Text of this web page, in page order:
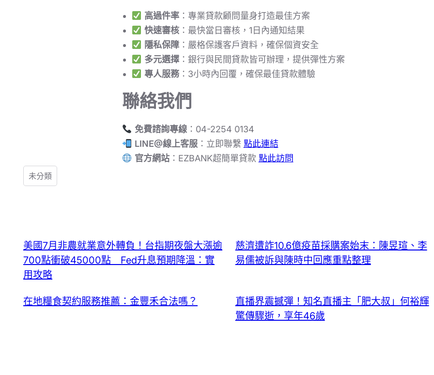
高過件率：專業貸款顧問量身打造最佳方案
快速審核：最快當日審核，1日內通知結果
隱私保障：嚴格保護客戶資料，確保個資安全
多元選擇：銀行與民間貸款皆可辦理，提供彈性方案
專人服務：3小時內回覆，確保最佳貸款體驗
聯絡我們
免費諮詢專線：04-2254 0134
LINE@線上客服：立即聯繫 點此連結
官方網站：EZBANK超簡單貸款 點此訪問
未分類
美國7月非農就業意外轉負！台指期夜盤大漲逾
700點衝破45000點 Fed升息預期降溫：實
用攻略
慈濟遭詐10.6億疫苗採購案始末：陳昱瑄、李
易儒被訴與陳時中回應重點整理
在地糧食契約服務推薦：金豐禾合法嗎？
直播界震撼彈！知名直播主「肥大叔」何裕輝
驚傳驟逝，享年46歲